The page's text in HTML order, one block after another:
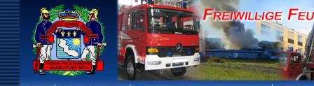
Freiwillige Feuerwehr der Kreisstadt Saarlouis -